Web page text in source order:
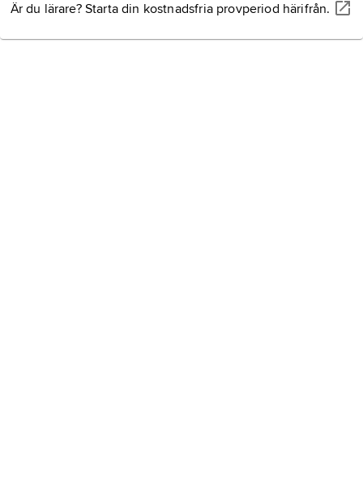
Är du lärare? Starta din kostnadsfria provperiod härifrån.